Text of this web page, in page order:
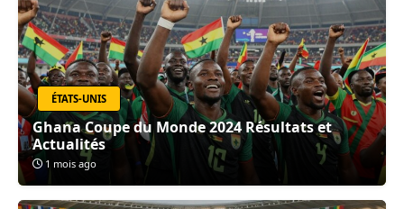
ÉTATS-UNIS
Ghana Coupe du Monde 2024 Résultats et
Actualités
1 mois ago